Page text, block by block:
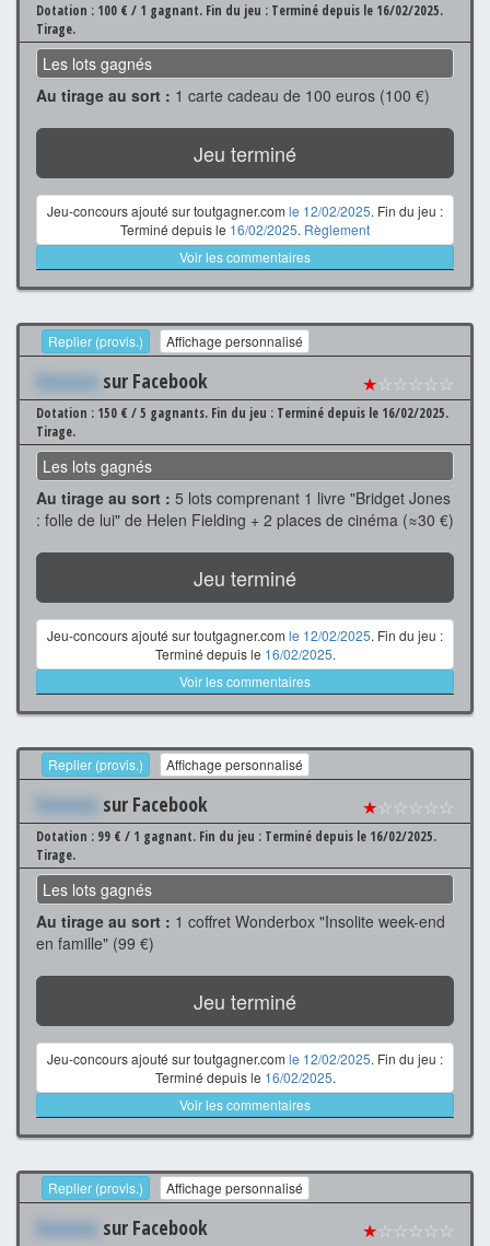
Dotation : 100 € / 1 gagnant. Fin du jeu : Terminé depuis le 16/02/2025.
Tirage.
Les lots gagnés
Au tirage au sort : 1 carte cadeau de 100 euros (100 €)
Jeu terminé
Jeu-concours ajouté sur toutgagner.com le 12/02/2025. Fin du jeu :
Terminé depuis le 16/02/2025. Règlement
Voir les commentaires
Replier (provis.) Affichage personnalisé
Xxxxxxx sur Facebook ★☆☆☆☆☆
Dotation : 150 € / 5 gagnants. Fin du jeu : Terminé depuis le 16/02/2025.
Tirage.
Les lots gagnés
Au tirage au sort : 5 lots comprenant 1 livre "Bridget Jones
: folle de lui" de Helen Fielding + 2 places de cinéma (≈30 €)
Jeu terminé
Jeu-concours ajouté sur toutgagner.com le 12/02/2025. Fin du jeu :
Terminé depuis le 16/02/2025.
Voir les commentaires
Replier (provis.) Affichage personnalisé
Xxxxxxx sur Facebook ★☆☆☆☆☆
Dotation : 99 € / 1 gagnant. Fin du jeu : Terminé depuis le 16/02/2025.
Tirage.
Les lots gagnés
Au tirage au sort : 1 coffret Wonderbox "Insolite week-end
en famille" (99 €)
Jeu terminé
Jeu-concours ajouté sur toutgagner.com le 12/02/2025. Fin du jeu :
Terminé depuis le 16/02/2025.
Voir les commentaires
Replier (provis.) Affichage personnalisé
Xxxxxxx sur Facebook ★☆☆☆☆☆